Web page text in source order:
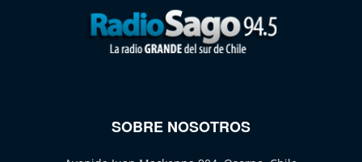
SOBRE NOSOTROS